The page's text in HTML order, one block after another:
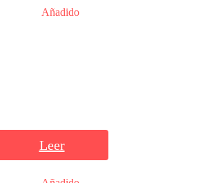
Añadido
Leer